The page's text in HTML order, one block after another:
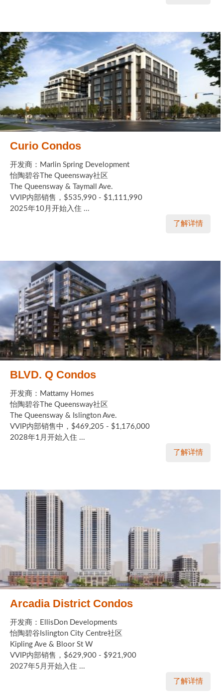
Curio Condos
开发商：Marlin Spring Development
怡陶碧谷The Queensway社区
The Queensway & Taymall Ave.
VVIP内部销售，$535,990 - $1,111,990
2025年10月开始入住 ...
了解详情
BLVD. Q Condos
开发商：Mattamy Homes
怡陶碧谷The Queensway社区
The Queensway & Islington Ave.
VVIP内部销售中，$469,205 - $1,176,000
2028年1月开始入住 ...
了解详情
Arcadia District Condos
开发商：EllisDon Developments
怡陶碧谷Islington City Centre社区
Kipling Ave & Bloor St W
VVIP内部销售，$629,900 - $921,900
2027年5月开始入住 ...
了解详情